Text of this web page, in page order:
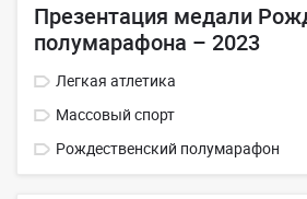
Презентация медали
полумарафона – 2023
Легкая атлетика
Массовый спорт
Рождественский полумарафон